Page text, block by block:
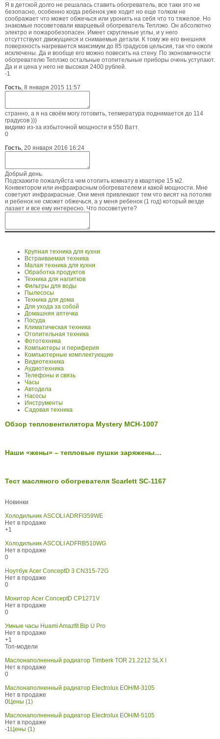
Я в детской долго не решалась ставить обогреватель, все таки это не
безопасно, особенно когда ребенок уже ходит но еще толком не
соображает что может обжечься или уронить на себя что то тяжелое. Но
знакомые посоветовали кварцевый обогреватель Теплэко. Он абсолютно
электро и пожаробезопасен. Имеет скругленые углы, и у него
отсуттствуют движущиеся и снимаемые детали. К тому же его внешняя
поверхность нагревается максимум до 85 градусов цельсия, так что ожоги
исключены. Да и вообще его можно повесить на стену. По экономичности
обогревателю Теплэко остальные отопительные приборы очень уступают.
Да и и цена у него не высокая 2400 рублей.
-1
Гость, 8 января 2015 11:57
странно, а я на своём могу готовить, тепмература поднимается до 114
градусов )))
видимо из-за избыточной мощности в 550 Ватт.
0
Гость, 20 января 2016 16:24
Добрый день.
Подскажите пожалуйста чем отопить комнату в квартире 15 м2.
Конвектором или инфракрасным обогревателем и какой мощности. Мне
советуют инфракрасные. Они меня привлекают тем что висят на потолке
и ребенок не сможет обжечься, а у меня ребенок (1 год) который везде
лазает и все ему интересно. Что посоветуете?
Крупная техника для кухни
Встраиваемая техника
Малая техника для кухни
Обработка продуктов
Техника для напитков
Фильтры для воды
Пылесосы
Техника для дома
Для ухода за собой
Домашняя аптечка
Посуда
Климатическая техника
Отопительная техника
Фототехника
Компьютеры и периферия
Компьютерные комплектующие
Видеотехника
Аудиотехника
Телефоны и связь
Часы
Автодела
Насосы
Инструменты
Садовая техника
Обзор тепловентилятора Mystery MCH-1007
Наши «жены» – тепловые пушки заряжены…
Тест масляного обогревателя Scarlett SC-1167
Новинки
Холодильник ASCOLI ADRFI359WE
Нет в продаже
+1
Холодильник ASCOLI ADFRB510WG
Нет в продаже
0
Ноутбук Acer ConceptD 3 CN315-72G
Нет в продаже
0
Монитор Acer ConceptD CP1271V
Нет в продаже
0
Умные часы Huami Amazfit Bip U Pro
Нет в продаже
+1
Топ-модели
Маслонаполненный радиатор Timberk TOR 21.2212 SLX I
Нет в продаже
0
Маслонаполненный радиатор Electrolux EOH/M-3105
Нет в продаже
0Цены (1)
Маслонаполненный радиатор Electrolux EOH/M-5105
Нет в продаже
-1 Цены (1)